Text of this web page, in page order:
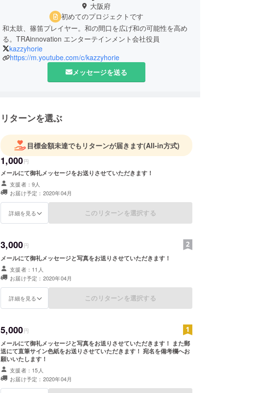
大阪府
初めてのプロジェクトです
和太鼓、篠笛プレイヤー。和の間口を広げ和の可能性を高め
る。TRAinnovation エンターテインメント会社役員
kazzyhorie
https://m.youtube.com/c/kazzyhorie
メッセージを送る
リターンを選ぶ
目標金額未達でもリターンが届きます(All-in方式)
1,000円
メールにて御礼メッセージをお送りさせていただきます！
支援者：9人
お届け予定：2020年04月
詳細を見る このリターンを選択する
3,000円
メールにて御礼メッセージと写真をお送りさせていただきます！
支援者：11人
お届け予定：2020年04月
詳細を見る このリターンを選択する
5,000円
メールにて御礼メッセージと写真をお送りさせていただきます！ また郵
送にて直筆サイン色紙をお送りさせていただきます！ 宛名を備考欄へお
願いいたします！
支援者：15人
お届け予定：2020年04月